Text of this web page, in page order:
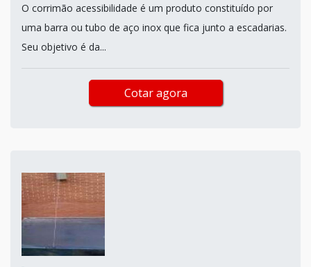
O corrimão acessibilidade é um produto constituído por
uma barra ou tubo de aço inox que fica junto a escadarias.
Seu objetivo é da...
Cotar agora